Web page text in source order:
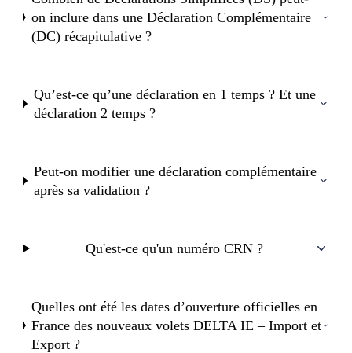
on inclure dans une Déclaration Complémentaire
(DC) récapitulative ?
Qu’est-ce qu’une déclaration en 1 temps ? Et une
déclaration 2 temps ?
Peut-on modifier une déclaration complémentaire
après sa validation ?
Qu'est-ce qu'un numéro CRN ?
Quelles ont été les dates d’ouverture officielles en
France des nouveaux volets DELTA IE – Import et
Export ?